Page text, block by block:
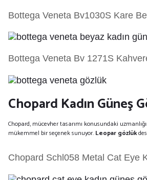
Bottega Veneta Bv1030S Kare
Bottega Veneta Bv 1271S
Chopard Kadın Güneş
Chopard, mücevher tasarımı konusundaki
mükemmel bir seçenek sunuyor. Leopar gözlük
Chopard Schl058 Metal Cat Eye